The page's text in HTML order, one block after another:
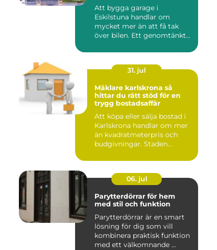
Att bygga garage i
Eskilstuna handlar om
mycket mer än att få tak
över bilen. Ett genomtänkt
31. jul
Mäklare karlskrona så
hittar du rätt stöd för en
trygg bostadsaffär
Att köpa eller sälja bostad i
Karlskrona handlar om mer
än kvadratmeterpris och
budgivningar. Staden...
06. jul
Parytterdörrar för hem
med stil och funktion
Parytterdörrar är en smart
lösning för dig som vill
kombinera praktisk funktion
med ett välkomnande ...